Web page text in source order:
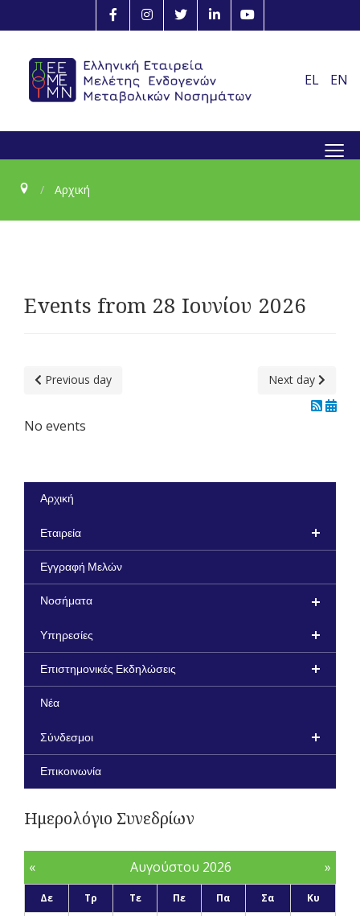
EL EN
≡
Αρχική
Events from 28 Ιουνίου 2026
Previous day Next day
No events
Αρχική
Εταιρεία
Εγγραφή Μελών
Νοσήματα
Υπηρεσίες
Επιστημονικές Εκδηλώσεις
Νέα
Σύνδεσμοι
Επικοινωνία
Ημερολόγιο Συνεδρίων
« Αυγούστου 2026 »
Δε Τρ Τε Πε Πα Σα
Κυ